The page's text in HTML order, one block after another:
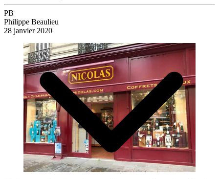
PB
Philippe Beaulieu
28 janvier 2020